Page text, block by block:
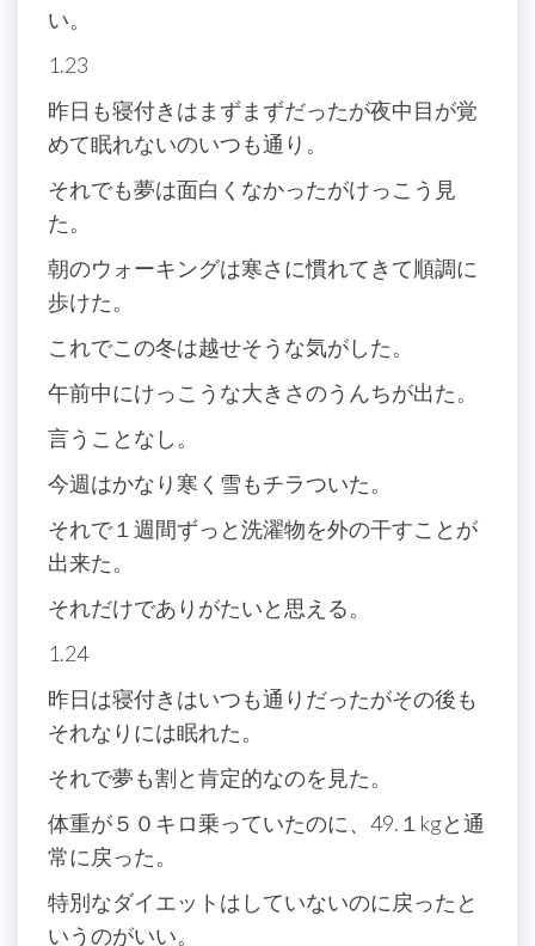
い。
1.23
昨日も寝付きはまずまずだったが夜中目が覚
めて眠れないのいつも通り。
それでも夢は面白くなかったがけっこう見
た。
朝のウォーキングは寒さに慣れてきて順調に
歩けた。
これでこの冬は越せそうな気がした。
午前中にけっこうな大きさのうんちが出た。
言うことなし。
今週はかなり寒く雪もチラついた。
それで１週間ずっと洗濯物を外の干すことが
出来た。
それだけでありがたいと思える。
1.24
昨日は寝付きはいつも通りだったがその後も
それなりには眠れた。
それで夢も割と肯定的なのを見た。
体重が５０キロ乗っていたのに、49.１kgと通
常に戻った。
特別なダイエットはしていないのに戻ったと
いうのがいい。